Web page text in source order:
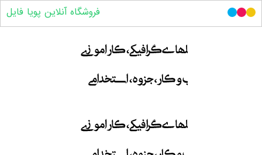
فروشگاه آنلاین پویا فایل